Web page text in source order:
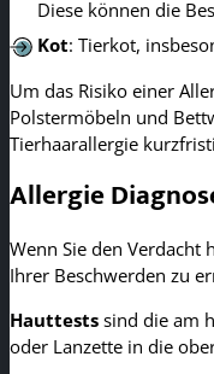
Diese können die
Kot: Tierkot,
Um das Risiko einer
Polstermöbeln und
Tierhaarallergie
Allergie
Wenn Sie den Verdacht
Ihrer Beschwerden zu
Hauttests sind die am
oder Lanzette in die